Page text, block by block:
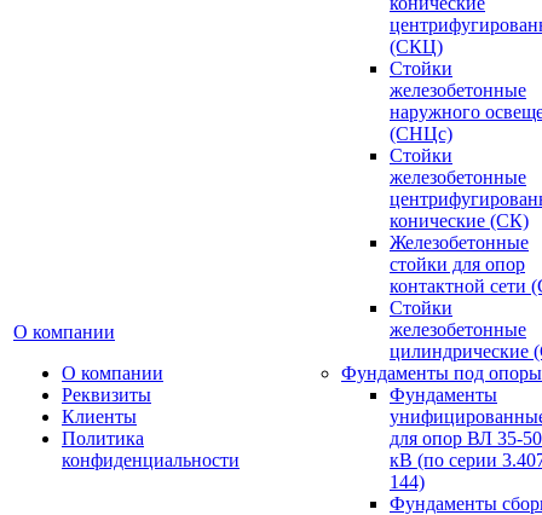
О компании
О компании
Реквизиты
Клиенты
Политика
конфиденциальности
(СКЦ)
Стойки
железобетонные
наружного
(СНЦс)
Стойки
железобетонные
конические (СК)
Железобетонные
стойки для опор
контактной сети
Стойки
железобетонные
цилиндрические
Фундаменты под опоры
Фундаменты
для опор ВЛ 35-
кВ (по серии
144)
Фундаменты